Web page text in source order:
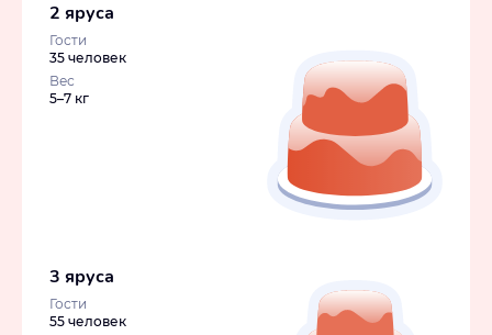
2 яруса
Гости
35 человек
Вес
5–7 кг
3 яруса
Гости
55 человек